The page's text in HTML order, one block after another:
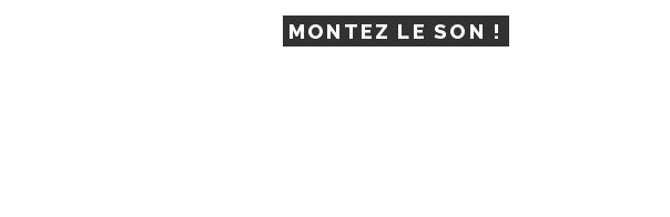
MONTEZ LE SON !